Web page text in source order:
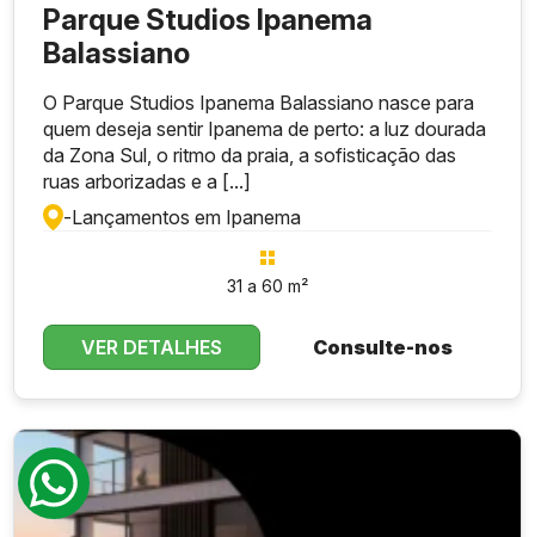
Parque Studios Ipanema
Balassiano
O Parque Studios Ipanema Balassiano nasce para
quem deseja sentir Ipanema de perto: a luz dourada
da Zona Sul, o ritmo da praia, a sofisticação das
ruas arborizadas e a [...]
-Lançamentos em Ipanema
31 a 60 m²
VER DETALHES Consulte-nos